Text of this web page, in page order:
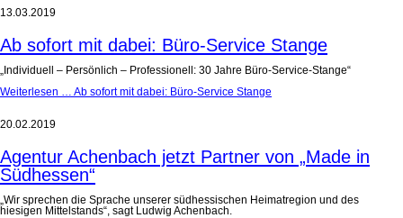
13.03.2019
Ab sofort mit dabei: Büro-Service Stange
„Individuell – Persönlich – Professionell: 30 Jahre Büro-Service-Stange“
Weiterlesen … Ab sofort mit dabei: Büro-Service Stange
20.02.2019
Agentur Achenbach jetzt Partner von „Made in
Südhessen“
„Wir sprechen die Sprache unserer südhessischen Heimatregion und des
hiesigen Mittelstands“, sagt Ludwig Achenbach.